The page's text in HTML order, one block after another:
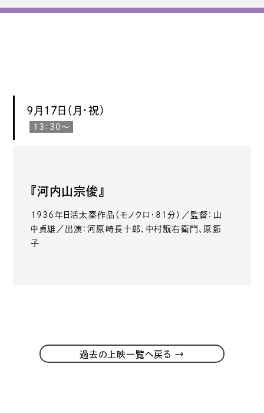
9月17日（月・祝）
13：30〜
『河内山宗俊』
1936年日活太秦作品（モノクロ・81分）／監督：山
中貞雄／出演：河原崎長十郎、中村翫右衛門、原節
子
過去の上映一覧へ戻る →